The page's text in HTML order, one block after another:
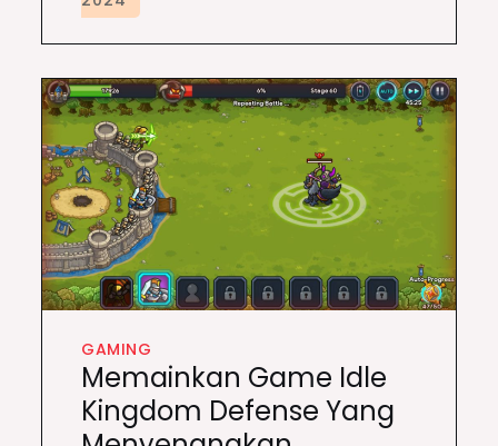
GAMING
Memainkan Game Idle
Kingdom Defense Yang